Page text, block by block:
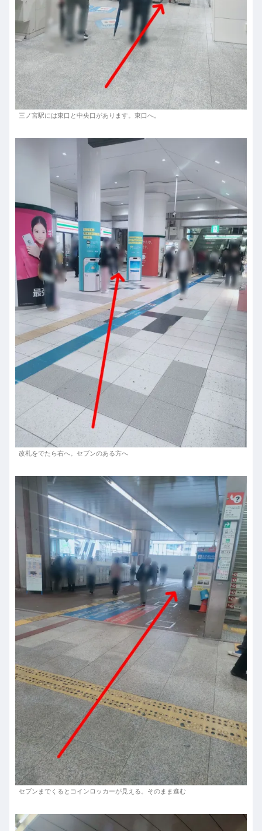
三ノ宮駅には東口と中央口があります。東口へ。
改札をでたら右へ。セブンのある方へ
セブンまでくるとコインロッカーが見える。そのまま進む